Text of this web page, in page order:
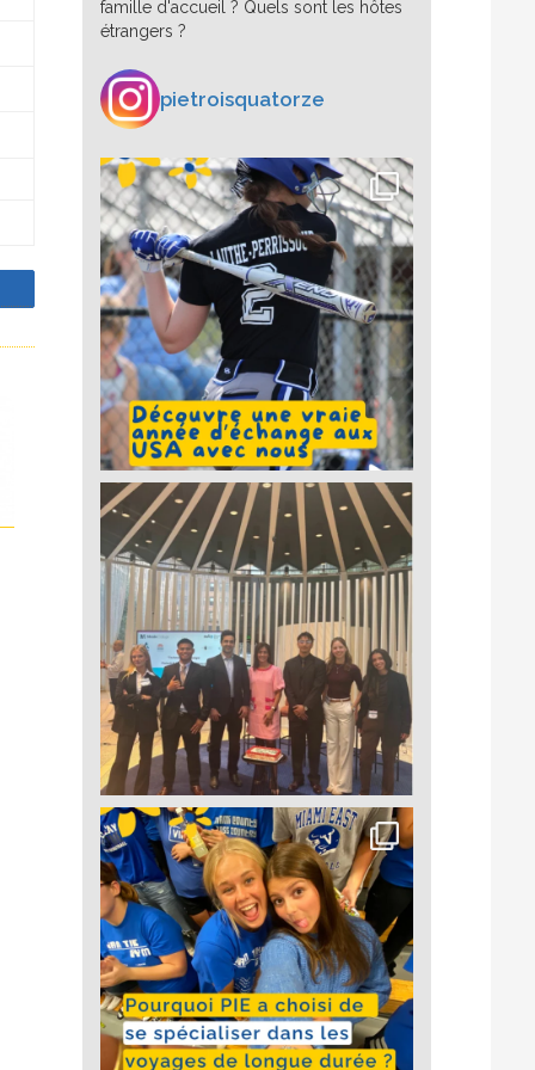
famille d'accueil ? Quels sont les hôtes
étrangers ?
pietroisquatorze